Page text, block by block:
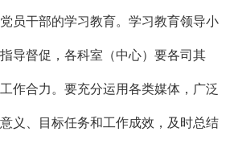
员干部的学习教育。学习教育领导小
导督促，各科室（中心）要各司其
作合力。要充分运用各类媒体，广泛
义、目标任务和工作成效，及时总结